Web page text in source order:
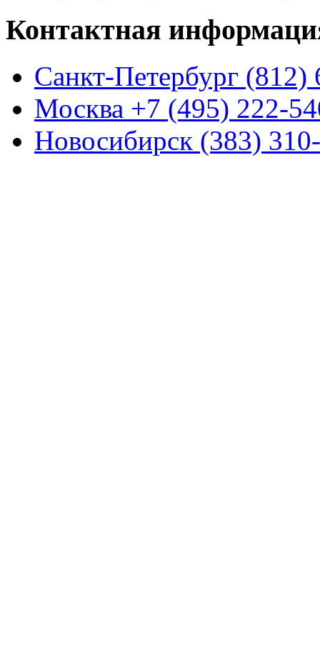
Контактная
Санкт-Петербург (812)
Москва +7 (495) 222-
Новосибирск (383)